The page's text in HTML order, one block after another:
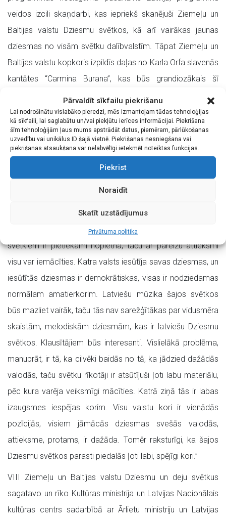
Pārvaldīt sīkfailu piekrišanu
Lai nodrošinātu vislabāko pieredzi, mēs izmantojam tādas tehnoloģijas
kā sīkfaili, lai saglabātu un/vai piekļūtu ierīces informācijai. Piekrišana
šīm tehnoloģijām ļaus mums apstrādāt datus, piemēram, pārlūkošanas
uzvedību vai unikālus ID šajā vietnē. Piekrišanas nesniegšana vai
piekrišanas atsaukšana var nelabvēlīgi ietekmēt noteiktas funkcijas.
Piekrist
Noraidīt
Skatīt uzstādījumus
Privātuma politika
veidos izcili skaņdarbi, kas iepriekš skanējuši Ziemeļu un
Baltijas valstu Dziesmu svētkos, kā arī vairākas jaunas
dziesmas no visām svētku dalībvalstīm. Tāpat Ziemeļu un
Baltijas valstu kopkoris izpildīs daļas no Karla Orfa slavenās
kantātes “Carmina Burana”, kas būs grandiozākais šī
Dalība šajos Dziesmu svētkos koru vadītājiem un
dalībniekiem prasījusi nopietnu mācību procesu, kas reizē ir
gan izaicinājums, gan izaugsmes iespēja. Diriģenta Jēkaba
Ozoliņa vadītais jauktais koris “Līva” kopš 1995. gada, kad
dibināta Ziemeļu un Baltijas valstu Dziesmu svētku tradīcija,
svētku koncertos, tostarp Latvijā, Lietuvā, Gotlandē un
citviet. Diriģents atzīst, ka “gatavošanās šiem Dziesmu
svētkiem ir pietiekami nopietna, taču ar pareizu attieksmi
visu var iemācīties. Katra valsts iesūtīja savas dziesmas, un
iesūtītās dziesmas ir demokrātiskas, visas ir nodziedamas
normālam amatierkorim. Latviešu mūzika šajos svētkos
būs mazliet vairāk, taču tās nav sarežģītākas par vidusmēra
skaistām, melodiskām dziesmām, kas ir latviešu Dziesmu
svētkos. Klausītājiem būs interesanti. Vislielākā problēma,
manuprāt, ir tā, ka cilvēki baidās no tā, ka jādzied dažādās
valodās, taču svētku rīkotāji ir atsūtījuši ļoti labu materiālu,
pēc kura varēja veiksmīgi mācīties. Katrā ziņā tās ir labas
izaugsmes iespējas korim. Visu valstu kori ir vienādās
pozīcijās, visiem jāmācās dziesmas svešās valodās,
attieksme, protams, ir dažāda. Tomēr raksturīgi, ka šajos
Dziesmu svētkos parasti piedalās ļoti labi, spējīgi kori.”
VIII Ziemeļu un Baltijas valstu Dziesmu un deju svētkus
sagatavo un rīko Kultūras ministrija un Latvijas Nacionālais
kultūras centrs sadarbībā ar Ārlietu ministriju un Latvijas